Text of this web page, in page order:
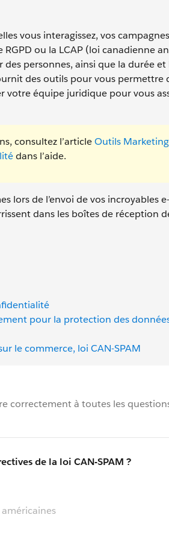
vous interagissez, vos
ou la LCAP (loi canadienne
personnes, ainsi que la durée
des outils pour vous permettre
votre équipe juridique pour vous
consultez l’articleOutils
dans l’aide.
lors de l’envoi de vos incroyables
dans les boîtes de réception
pour la protection des
le commerce, loi CAN-SPAM